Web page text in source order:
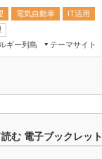
電気自動車
IT活用
ギー列島
テーマサイト
む 電子ブックレット